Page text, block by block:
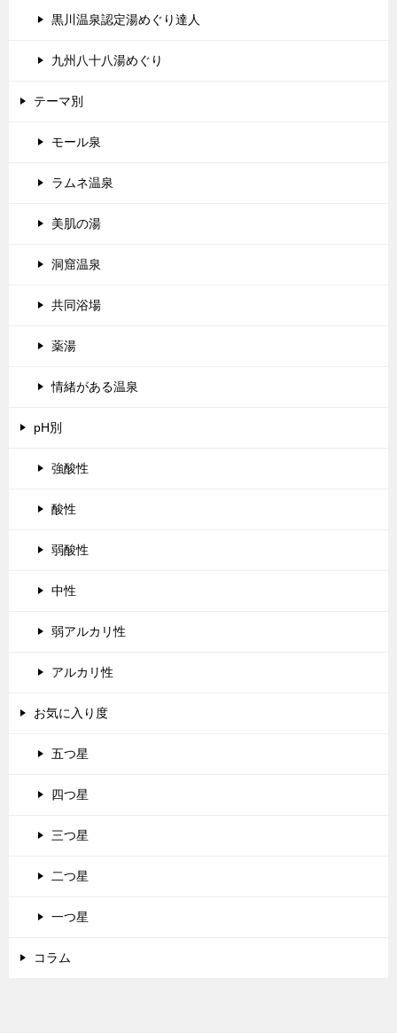
黒川温泉認定湯めぐり達人
九州八十八湯めぐり
テーマ別
モール泉
ラムネ温泉
美肌の湯
洞窟温泉
共同浴場
薬湯
情緒がある温泉
pH別
強酸性
酸性
弱酸性
中性
弱アルカリ性
アルカリ性
お気に入り度
五つ星
四つ星
三つ星
二つ星
一つ星
コラム